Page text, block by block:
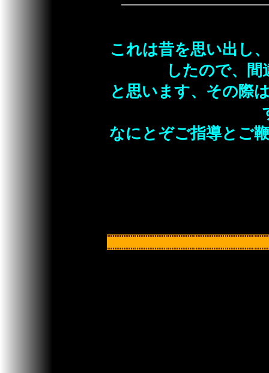
これは昔を思い出し
したので、
と思います、その際
なにとぞご指導とご